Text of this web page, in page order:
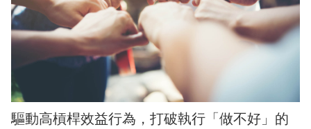
驅動高槓桿效益行為，打破執行「做不好」的